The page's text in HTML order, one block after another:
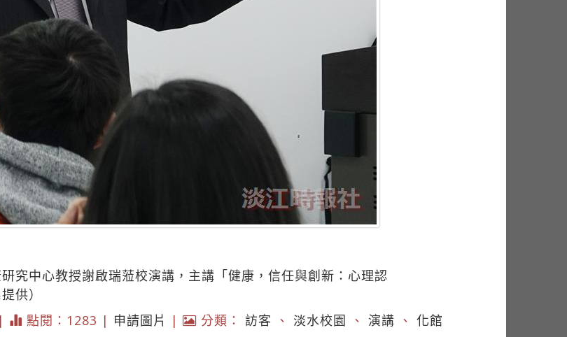
究中心教授謝啟瑞蒞校演講，主講「健康，信任與創新：心理認
供）
點閱：1283 | 申請圖片 | 分類： 訪客 、 淡水校園 、 演講 、 化館